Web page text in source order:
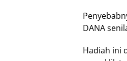
DANA
Hadiah ini